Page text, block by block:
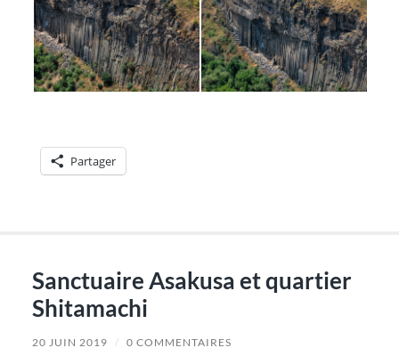
Partager
Sanctuaire Asakusa et quartier
Shitamachi
20 JUIN 2019 / 0 COMMENTAIRES